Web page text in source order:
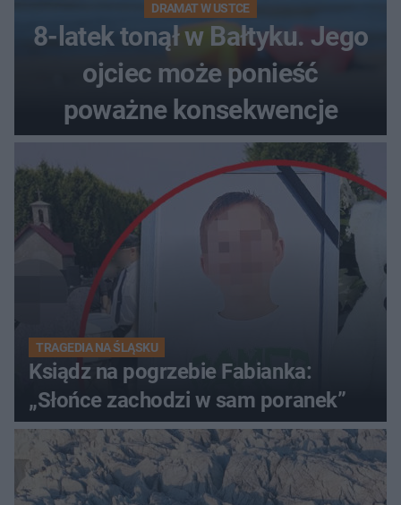
DRAMAT W USTCE
8-latek tonął w Bałtyku. Jego
ojciec może ponieść
poważne konsekwencje
TRAGEDIA NA ŚLĄSKU
Ksiądz na pogrzebie Fabianka:
„Słońce zachodzi w sam poranek”